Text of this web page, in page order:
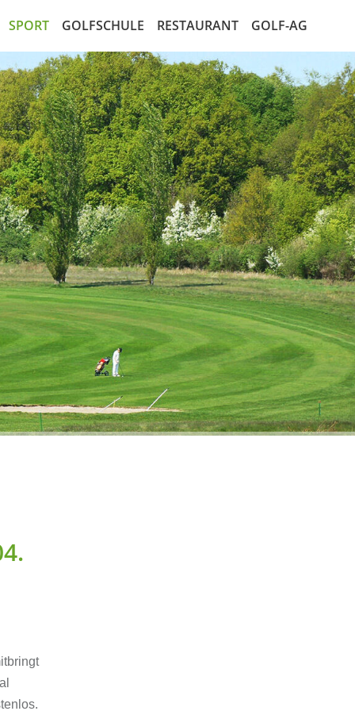
SPORT
Mannschaften
Jugend
LadiesGolf
SeMiGo
Gents
GOLFSCHULE
Golf entdecken
Kurse
Golf Schnupperkurs
RESTAURANT GOLF-AG
Die AG
Der Aktionär
Marktplatz für Aktien
Satzung der AG
AG Recht